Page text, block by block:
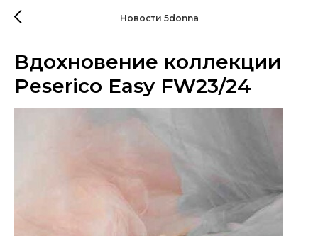
Новости 5donna
Вдохновение коллекции
Peserico Easy FW23/24